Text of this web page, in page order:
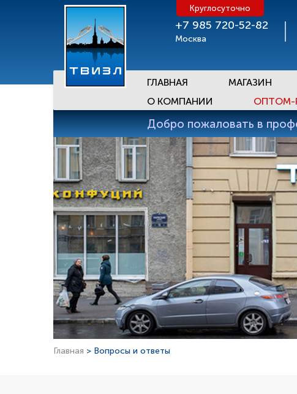
+7 985 720-52-82
Москва
Круглосуточно
ГЛАВНАЯ МАГАЗИН
О КОМПАНИИ
ОПТОМ-
Добро пожаловать в
Главная > Вопросы и ответы